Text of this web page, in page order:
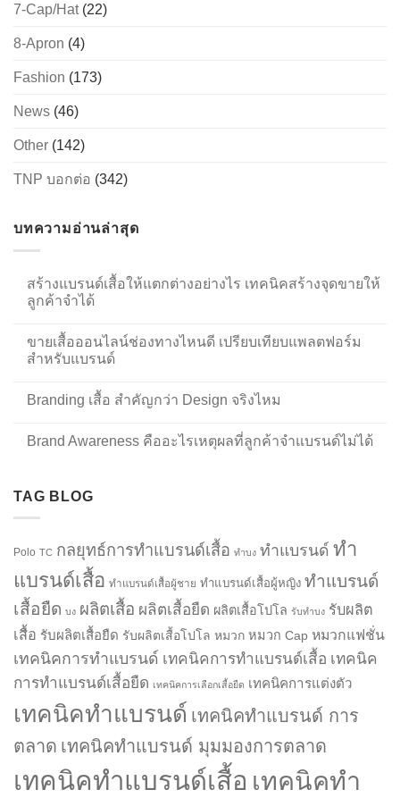
7-Cap/Hat(22)
8-Apron (4)
Fashion (173)
News (46)
Other (142)
TNP บอกต่อ (342)
บทความอ่านล่าสุด
สร้างแบรนด์เสื้อให้แตกต่างอย่างไร เทคนิคสร้างจุดขายให้
ลูกค้าจำได้
ขายเสื้อออนไลน์ช่องทางไหนดี เปรียบเทียบแพลตฟอร์ม
สำหรับแบรนด์
Branding เสื้อ สำคัญกว่า Design จริงไหม
Brand Awareness คืออะไรเหตุผลที่ลูกค้าจำแบรนด์ไม่ได้
TAG BLOG
Polo TC กลยุทธ์การทำแบรนด์เสื้อ ทำบง ทำแบรนด์ ทำ
แบรนด์เสื้อ ทำแบรนด์เสื้อผู้ชาย ทำแบรนด์เสื้อผู้หญิง ทำแบรนด์
เสื้อยืด บง ผลิตเสื้อ ผลิตเสื้อยืด ผลิตเสื้อโปโล รับทำบง รับผลิต
เสื้อ รับผลิตเสื้อยืด รับผลิตเสื้อโปโล หมวก หมวก Cap หมวกแฟชั่น
เทคนิคการทำแบรนด์ เทคนิคการทำแบรนด์เสื้อ เทคนิค
การทำแบรนด์เสื้อยืด เทคนิคการเลือกเสื้อยืด เทคนิคการแต่งตัว
เทคนิคทำแบรนด์ เทคนิคทำแบรนด์ การ
ตลาด เทคนิคทำแบรนด์ มุมมองการตลาด
เทคนิคทำแบรนด์เสื้อ เทคนิคทำ